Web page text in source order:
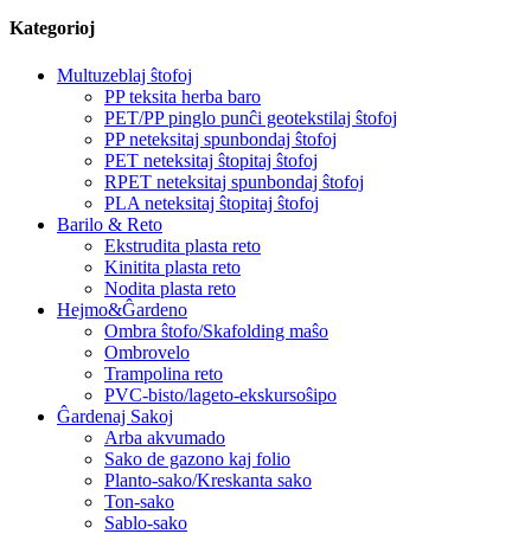
Kategorioj
Multuzeblaj ŝtofoj
PP teksita herba baro
PET/PP pinglo punĉi geotekstilaj ŝtofoj
PP neteksitaj spunbondaj ŝtofoj
PET neteksitaj ŝtopitaj ŝtofoj
RPET neteksitaj spunbondaj ŝtofoj
PLA neteksitaj ŝtopitaj ŝtofoj
Barilo & Reto
Ekstrudita plasta reto
Kinitita plasta reto
Nodita plasta reto
Hejmo&Ĝardeno
Ombra ŝtofo/Skafolding maŝo
Ombrovelo
Trampolina reto
PVC-bisto/lageto-ekskursoŝipo
Ĝardenaj Sakoj
Arba akvumado
Sako de gazono kaj folio
Planto-sako/Kreskanta sako
Ton-sako
Sablo-sako